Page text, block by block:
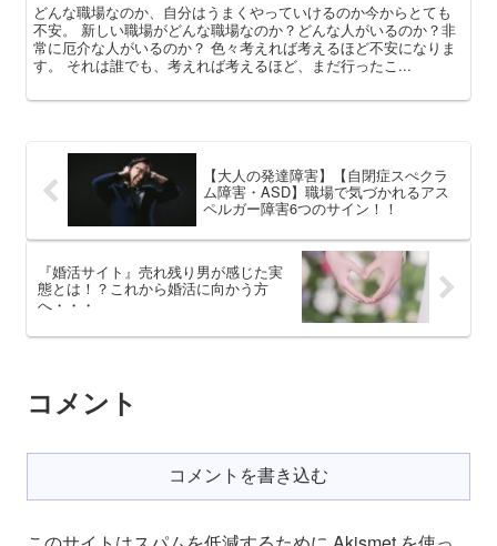
どんな職場なのか、自分はうまくやっていけるのか今からとても
不安。 新しい職場がどんな職場なのか？どんな人がいるのか？非
常に厄介な人がいるのか？ 色々考えれば考えるほど不安になりま
す。 それは誰でも、考えれば考えるほど、まだ行ったこ...
【大人の発達障害】【自閉症スぺクラ
ム障害・ASD】職場で気づかれるアス
ペルガー障害6つのサイン！！
『婚活サイト』売れ残り男が感じた実
態とは！？これから婚活に向かう方
へ・・・
コメント
コメントを書き込む